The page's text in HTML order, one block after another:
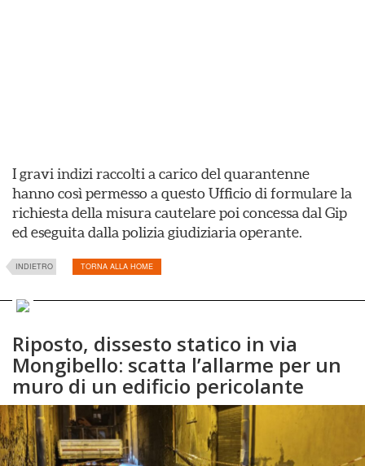
I gravi indizi raccolti a carico del quarantenne
hanno così permesso a questo Ufficio di formulare la
richiesta della misura cautelare poi concessa dal Gip
ed eseguita dalla polizia giudiziaria operante.
INDIETRO TORNA ALLA HOME
Riposto, dissesto statico in via
Mongibello: scatta l’allarme per un
muro di un edificio pericolante